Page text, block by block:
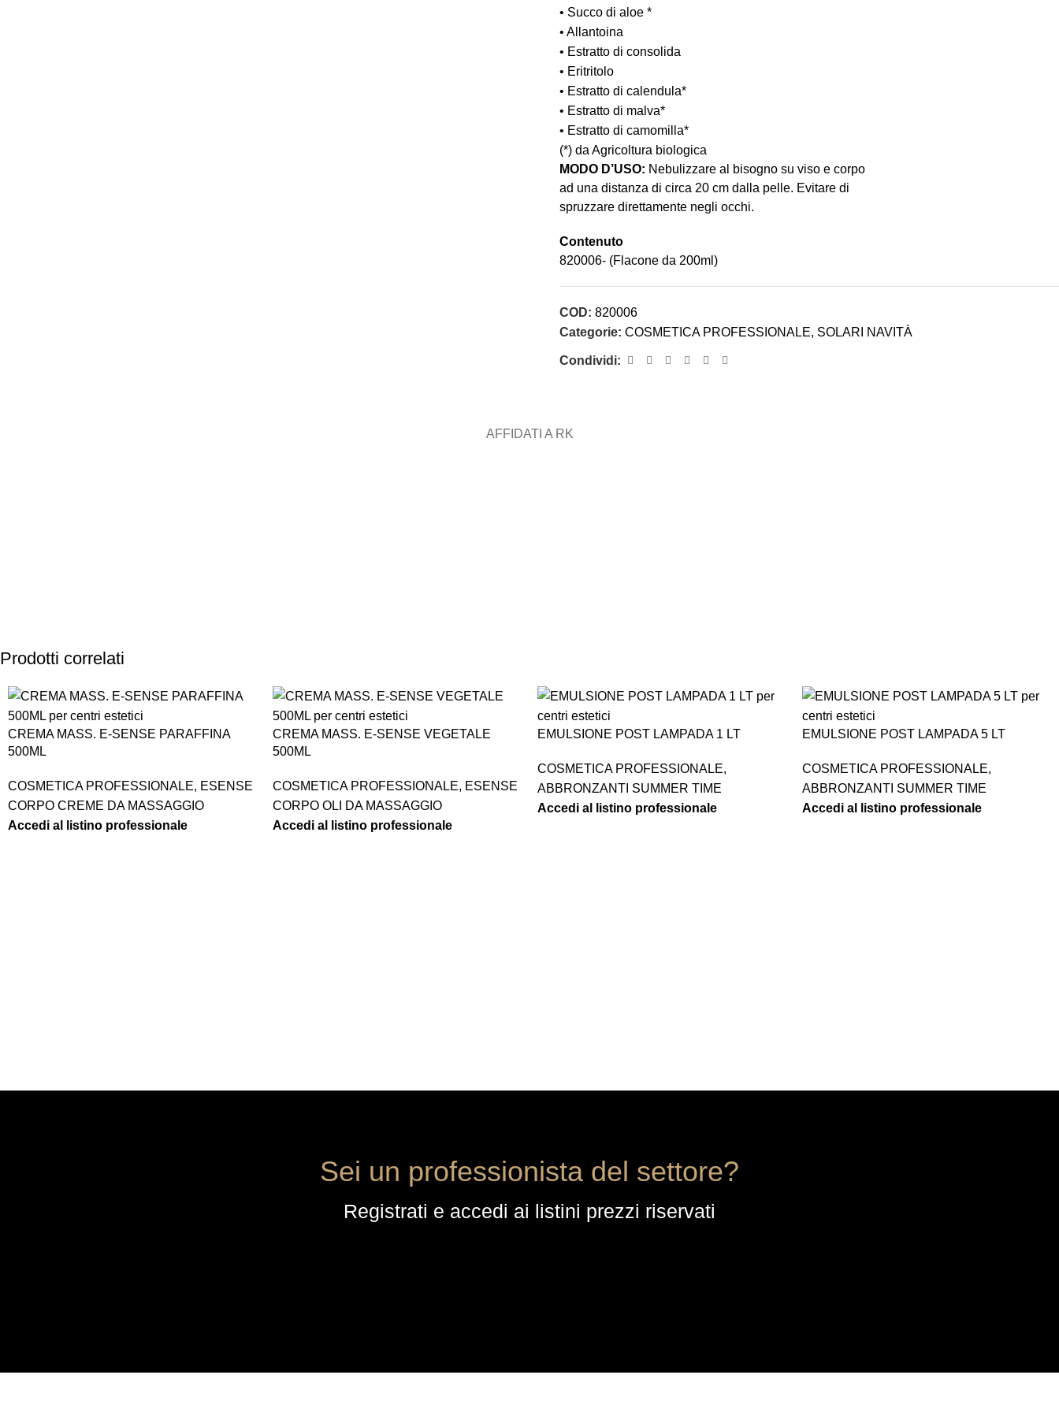
• Succo di aloe *
• Allantoina
• Estratto di consolida
• Eritritolo
• Estratto di calendula*
• Estratto di malva*
• Estratto di camomilla*
(*) da Agricoltura biologica
MODO D’USO: Nebulizzare al bisogno su viso e corpo
ad una distanza di circa 20 cm dalla pelle. Evitare di
spruzzare direttamente negli occhi.
Contenuto
820006- (Flacone da 200ml)
COD: 820006
Categorie: COSMETICA PROFESSIONALE, SOLARI NAVITÀ
Condividi:
AFFIDATI A RK
Prodotti correlati
CREMA MASS. E-SENSE PARAFFINA
500ML
COSMETICA PROFESSIONALE, ESENSE
CORPO CREME DA MASSAGGIO
Accedi al listino professionale
CREMA MASS. E-SENSE VEGETALE
500ML
COSMETICA PROFESSIONALE, ESENSE
CORPO OLI DA MASSAGGIO
Accedi al listino professionale
EMULSIONE POST LAMPADA 1 LT
COSMETICA PROFESSIONALE,
ABBRONZANTI SUMMER TIME
Accedi al listino professionale
EMULSIONE POST LAMPADA 5 LT
COSMETICA PROFESSIONALE,
ABBRONZANTI SUMMER TIME
Accedi al listino professionale
Sei un professionista del settore?
Registrati e accedi ai listini prezzi riservati